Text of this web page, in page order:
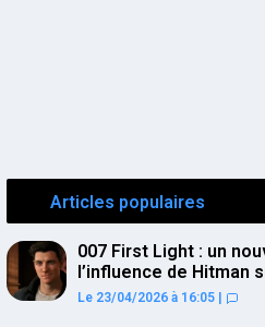
Articles populaires
007 First Light : un
l’influence de Hitman
Le 23/04/2026 à 16:05